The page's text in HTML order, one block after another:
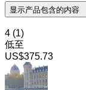
显示产品包含的内容
4 (1)
低至
US$375.73